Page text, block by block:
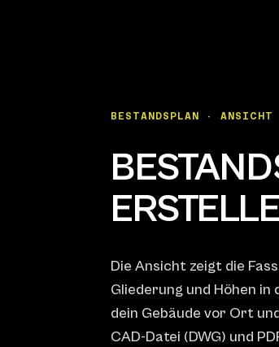
BESTANDSPLAN · ANSICHT
Die Ansicht zeigt die
Gliederung und Höhen
dein Gebäude vor Ort
CAD-Datei (DWG) und